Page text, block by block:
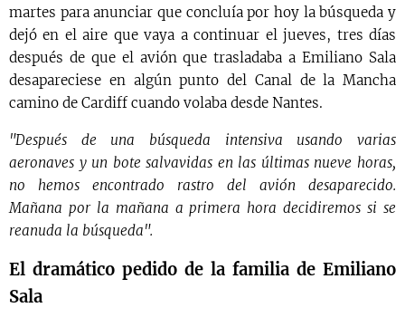
martes para anunciar que concluía por hoy la búsqueda y
dejó en el aire que vaya a continuar el jueves, tres días
después de que el avión que trasladaba a Emiliano Sala
desapareciese en algún punto del Canal de la Mancha
camino de Cardiff cuando volaba desde Nantes.
"Después de una búsqueda intensiva usando varias
aeronaves y un bote salvavidas en las últimas nueve horas,
no hemos encontrado rastro del avión desaparecido.
Mañana por la mañana a primera hora decidiremos si se
reanuda la búsqueda".
El dramático pedido de la familia de Emiliano
Sala